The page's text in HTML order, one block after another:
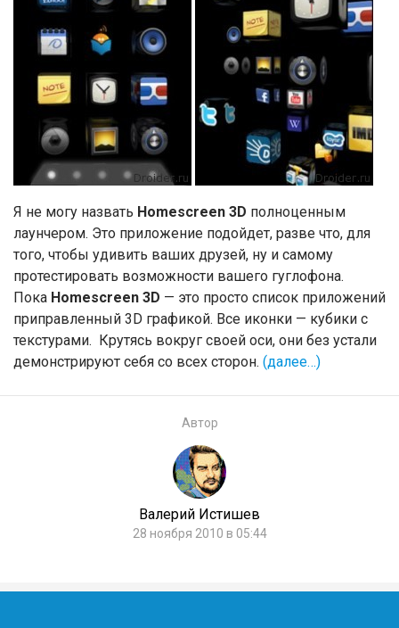
Я не могу назвать Homescreen 3D полноценным
лаунчером. Это приложение подойдет, разве что, для
того, чтобы удивить ваших друзей, ну и самому
протестировать возможности вашего гуглофона.
Пока Homescreen 3D — это просто список приложений
приправленный 3D графикой. Все иконки — кубики с
текстурами. Крутясь вокруг своей оси, они без устали
демонстрируют себя со всех сторон. (далее…)
Автор
Валерий Истишев
28 ноября 2010 в 05:44